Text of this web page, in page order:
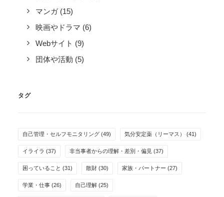
マンガ (15)
映画やドラマ (6)
Webサイト (9)
団体や活動 (5)
タグ
自己管理・セルフモニタリング (49) 気分安定薬（リーマス） (41)
イライラ (37) 非当事者からの理解・差別・偏見 (37)
困っていること (31) 散財 (30) 家族・パートナー (27)
学業・仕事 (26) 自己理解 (25)